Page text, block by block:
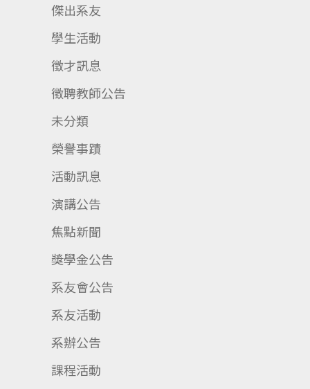
傑出系友
學生活動
徵才訊息
徵聘教師公告
未分類
榮譽事蹟
活動訊息
演講公告
焦點新聞
獎學金公告
系友會公告
系友活動
系辦公告
課程活動